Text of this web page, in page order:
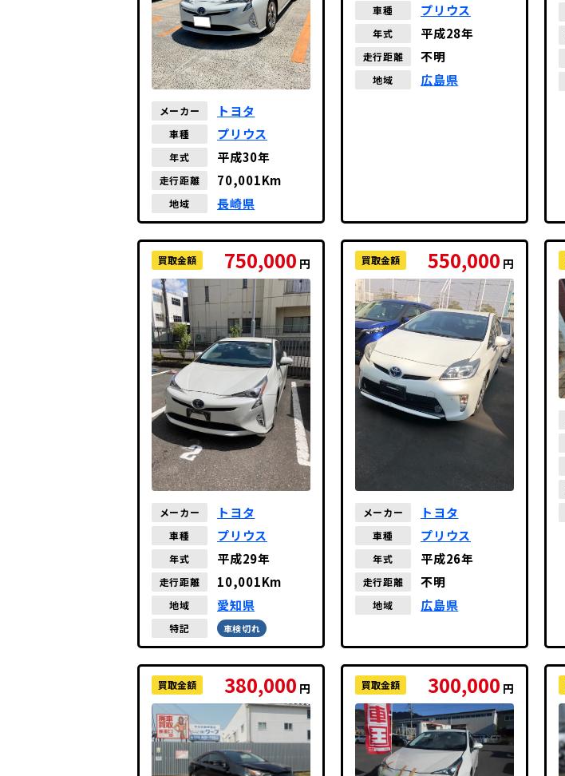
メーカー トヨタ
車種 プリウス
年式 平成30年
走行距離 70,001Km
地域 長崎県
車種 プリウス
年式 平成28年
走行距離 不明
地域 広島県
買取金額 750,000 円
メーカー トヨタ
車種 プリウス
年式 平成29年
走行距離 10,001Km
地域 愛知県
特記 車検切れ
買取金額 550,000 円
メーカー トヨタ
車種 プリウス
年式 平成26年
走行距離 不明
地域 広島県
買取金額 380,000 円 買取金額 300,000 円